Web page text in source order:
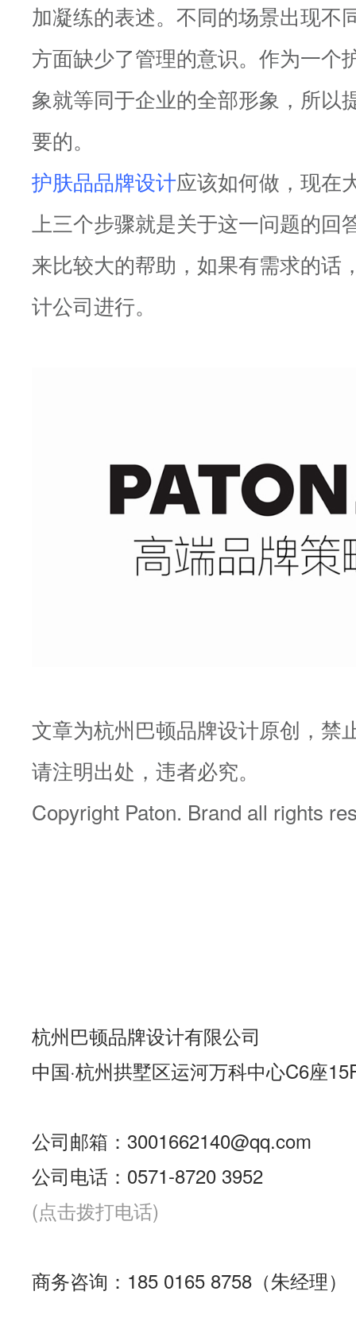
加凝练的表述。不同的场景出现不
方面缺少了管理的意识。作为一个
象就等同于企业的全部形象，所以
要的。
护肤品品牌设计应该如何做，现在
上三个步骤就是关于这一问题的回
来比较大的帮助，如果有需求的话
计公司进行。
文章为杭州巴顿品牌设计原创，禁
请注明出处，违者必究。
Copyright Paton. Brand all rights
杭州巴顿品牌设计有限公司
中国·杭州拱墅区运河万科中心C6座
公司邮箱：3001662140@qq.com
公司电话：0571-8720 3952
(点击拨打电话)
商务咨询：185 0165 8758（朱经理）